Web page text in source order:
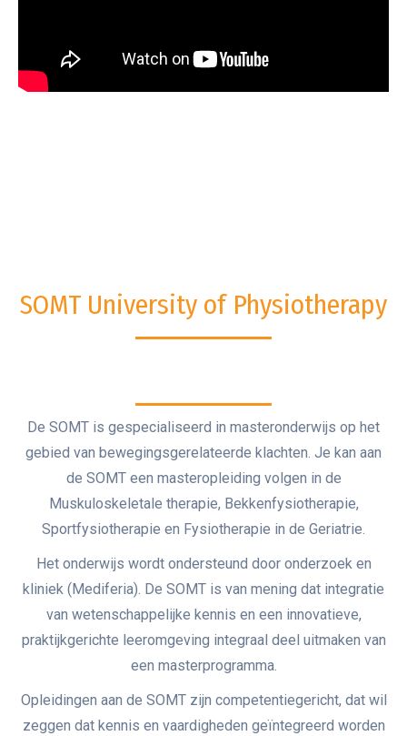
SOMT University of Physiotherapy
De SOMT is gespecialiseerd in masteronderwijs op het
gebied van bewegingsgerelateerde klachten. Je kan aan
de SOMT een masteropleiding volgen in de
Muskuloskeletale therapie, Bekkenfysiotherapie,
Sportfysiotherapie en Fysiotherapie in de Geriatrie.
Het onderwijs wordt ondersteund door onderzoek en
kliniek (Mediferia). De SOMT is van mening dat integratie
van wetenschappelijke kennis en een innovatieve,
praktijkgerichte leeromgeving integraal deel uitmaken van
een masterprogramma.
Opleidingen aan de SOMT zijn competentiegericht, dat wil
zeggen dat kennis en vaardigheden geïntegreerd worden